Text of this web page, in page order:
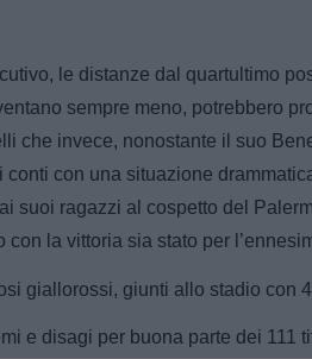
le distanze dal quartultimo
sempre meno, potrebbero
che invece, nonostante il suo
conti con una situazione
suoi ragazzi al cospetto del
con la vittoria sia stato per
giallorossi, giunti allo stadio con
e disagi per buona parte dei 111